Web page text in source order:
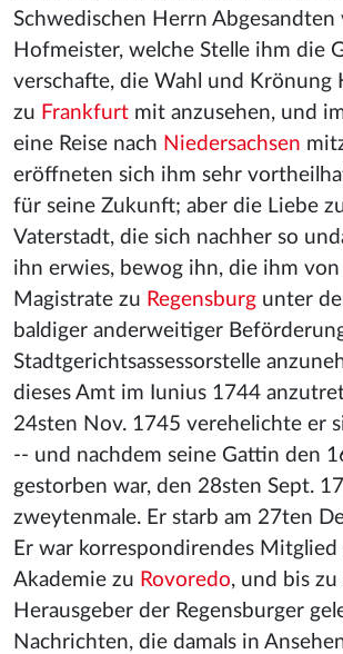
Schwedischen Herrn Abgesandten
Hofmeister, welche Stelle ihm die
verschafte, die Wahl und Krönung
zu Frankfurt mit anzusehen, und
eine Reise nach Niedersachsen
eröffneten sich ihm sehr
für seine Zukunft; aber die Liebe
Vaterstadt, die sich nachher so
ihn erwies, bewog ihn, die ihm von
Magistrate zu Regensburg unter
baldiger anderweitiger
Stadtgerichtsassessorstelle
dieses Amt im Iunius 1744
24sten Nov. 1745 verehelichte er
-- und nachdem seine Gattin den
gestorben war, den 28sten Sept.
zweytenmale. Er starb am 27ten
Er war korrespondirendes Mitglied
Akademie zu Rovoredo, und bis zu
Herausgeber der Regensburger
Nachrichten, die damals in